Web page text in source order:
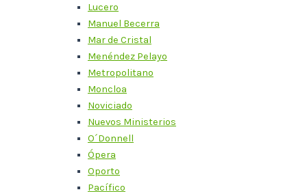
Lucero
Manuel Becerra
Mar de Cristal
Menéndez Pelayo
Metropolitano
Moncloa
Noviciado
Nuevos Ministerios
O´Donnell
Ópera
Oporto
Pacífico